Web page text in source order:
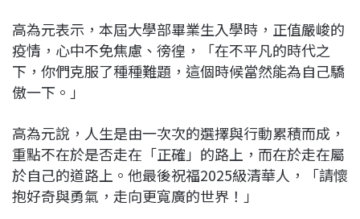
高為元表示，本屆大學部畢業生入學時，正值嚴峻的
疫情，心中不免焦慮、徬徨，「在不平凡的時代之
下，你們克服了種種難題，這個時候當然能為自己驕
傲一下。」
高為元說，人生是由一次次的選擇與行動累積而成，
重點不在於是否走在「正確」的路上，而在於走在屬
於自己的道路上。他最後祝福2025級清華人，「請懷
抱好奇與勇氣，走向更寬廣的世界！」